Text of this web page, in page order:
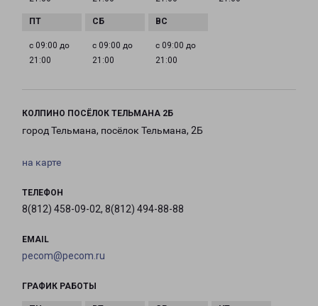
с 09:00 до
21:00
с 09:00 до
21:00
с 09:00 до
21:00
КОЛПИНО ПОСЁЛОК ТЕЛЬМАНА 2Б
город Тельмана, посёлок Тельмана, 2Б
на карте
ТЕЛЕФОН
8(812) 458-09-02, 8(812) 494-88-88
EMAIL
pecom@pecom.ru
ГРАФИК РАБОТЫ